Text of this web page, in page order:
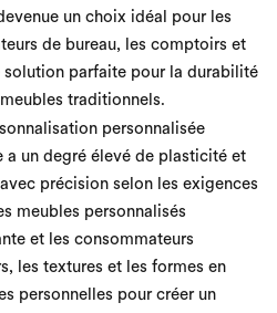
un choix idéal pour les
de bureau, les comptoirs et
solution parfaite pour la durabilité
traditionnels.
personnalisée
a un degré élevé de plasticité et
précision selon les exigences
meubles personnalisés
et les consommateurs
les textures et les formes en
personnelles pour créer un